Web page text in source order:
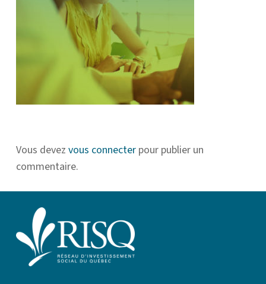
Vous devez vous connecter pour publier un
commentaire.